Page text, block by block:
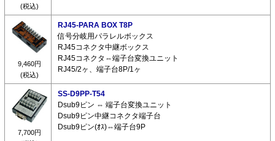
(税込)
9,460円
(税込)
RJ45-PARA BOX T8P
信号分岐用パラレルボックス
RJ45コネクタ中継ボックス
RJ45コネクタ⇔端子台変換ユニット
RJ45/2ヶ、端子台8P/1ヶ
7,700円
SS-D9PP-T54
Dsub9ピン ⇔ 端子台変換ユニット
Dsub9ピン中継コネクタ端子台
Dsub9ピン(ｵｽ)⇔端子台9P